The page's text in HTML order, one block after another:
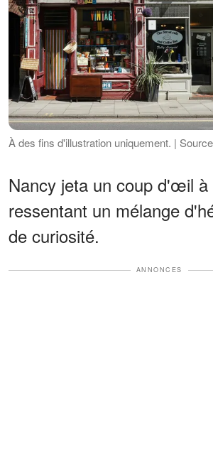
À des fins d'illustration uniquement. |
Nancy jeta un coup d'œil à
ressentant un mélange
de curiosité.
ANNONCES